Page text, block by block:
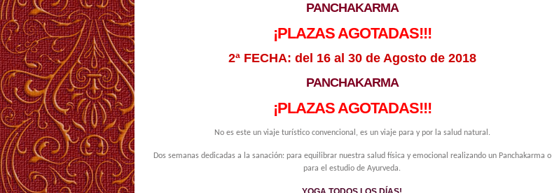
PANCHAKARMA
¡PLAZAS AGOTADAS!!!
2ª FECHA: del 16 al 30 de Agosto de 2018
PANCHAKARMA
¡PLAZAS AGOTADAS!!!
No es este un viaje turístico convencional, es un viaje para y por la salud natural.
Dos semanas dedicadas a la sanación: para equilibrar nuestra salud física y emocional realizando un Panchakarma o
para el estudio de Ayurveda.